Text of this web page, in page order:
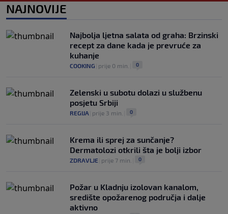
NAJNOVIJE
Najbolja ljetna salata od graha: Brzinski
recept za dane kada je prevruće za
kuhanje
COOKING prije 0 min. 0
Zelenski u subotu dolazi u službenu
posjetu Srbiji
REGIJA prije 3 min. 0
Krema ili sprej za sunčanje?
Dermatolozi otkrili šta je bolji izbor
ZDRAVLJE prije 7 min. 0
Požar u Kladnju izolovan kanalom,
središte opožarenog područja i dalje
aktivno